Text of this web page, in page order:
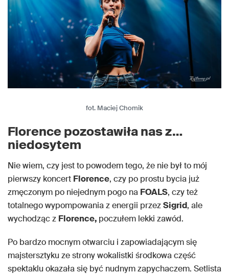
fot. Maciej Chomik
Florence pozostawiła nas z…
niedosytem
Nie wiem, czy jest to powodem tego, że nie był to mój
pierwszy koncert Florence, czy po prostu bycia już
zmęczonym po niejednym pogo na FOALS, czy też
totalnego wypompowania z energii przezSigrid, ale
wychodząc z Florence, poczułem lekki zawód.
Po bardzo mocnym otwarciu i zapowiadającym się
majstersztyku ze strony wokalistki środkowa część
spektaklu okazała się być nudnym zapychaczem. Setlista